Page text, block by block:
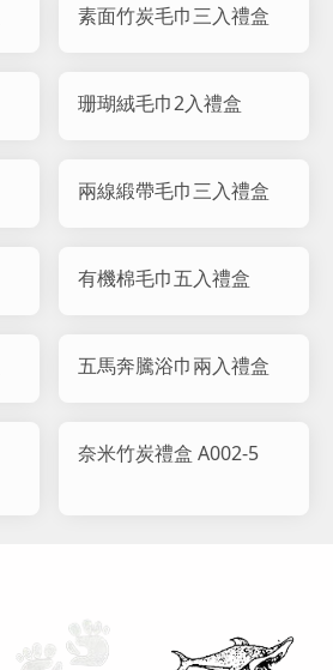
素面竹炭毛巾三入禮盒
珊瑚絨毛巾2入禮盒
兩線緞帶毛巾三入禮盒
有機棉毛巾五入禮盒
五馬奔騰浴巾兩入禮盒
奈米竹炭禮盒 A002-5